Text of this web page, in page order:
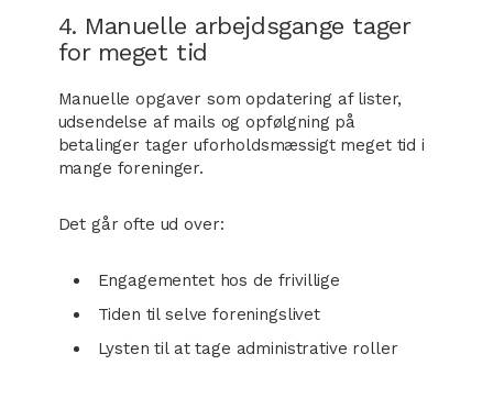
4. Manuelle arbejdsgange tager
for meget tid
Manuelle opgaver som opdatering af lister,
udsendelse af mails og opfølgning på
betalinger tager uforholdsmæssigt meget tid i
mange foreninger.
Det går ofte ud over:
Engagementet hos de frivillige
Tiden til selve foreningslivet
Lysten til at tage administrative roller